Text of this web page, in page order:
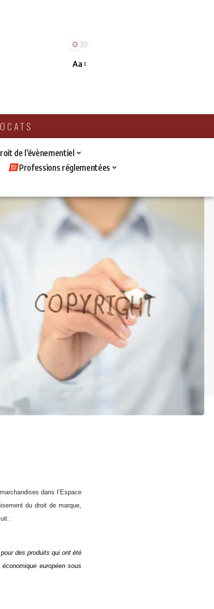
Aa
de l’évènementiel
Professions réglementées
dans l’Espace
du droit de marque,
:
des produits qui ont été
européen sous